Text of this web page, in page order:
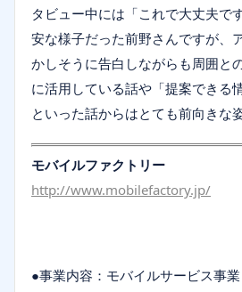
タビュー中には「これで大丈夫で
安な様子だった前野さんですが、
かしそうに告白しながらも周囲と
に活用している話や「提案できる
といった話からはとても前向きな
モバイルファクトリー
http://www.mobilefactory.jp/
●事業内容：モバイルサービス事業